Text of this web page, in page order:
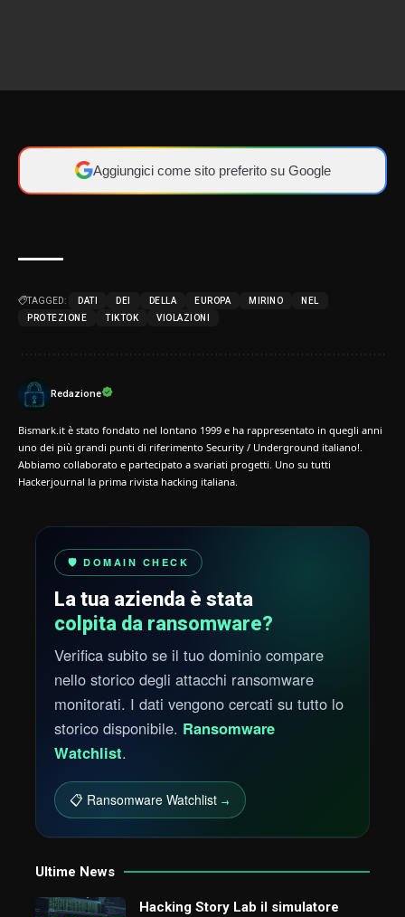
Aggiungici come sito preferito su Google
TAGGED: DATI DEI DELLA EUROPA MIRINO
NEL
PROTEZIONE
TIKTOK VIOLAZIONI
Redazione
Bismark.it è stato fondato nel lontano 1999 e ha rappresentato in quegli anni
uno dei più grandi punti di riferimento Security / Underground italiano!.
Abbiamo collaborato e partecipato a svariati progetti. Uno su tutti
Hackerjournal la prima rivista hacking italiana.
🛡️ DOMAIN CHECK
La tua azienda è stata
colpita da ransomware?
Verifica subito se il tuo dominio compare
nello storico degli attacchi ransomware
monitorati. I dati vengono cercati su tutto lo
storico disponibile. Ransomware
Watchlist.
📋 Ransomware Watchlist →
Ultime News
Hacking Story Lab il simulatore